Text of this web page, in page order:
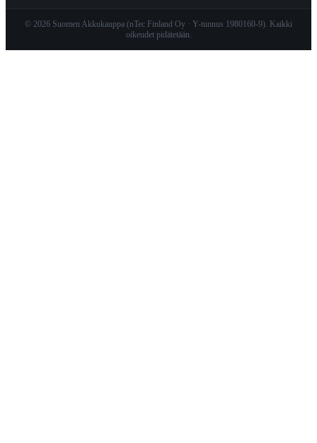
© 2026 Suomen Akkukauppa (nTec Finland Oy · Y-tunnus 1980160-9). Kaikki
oikeudet pidätetään.